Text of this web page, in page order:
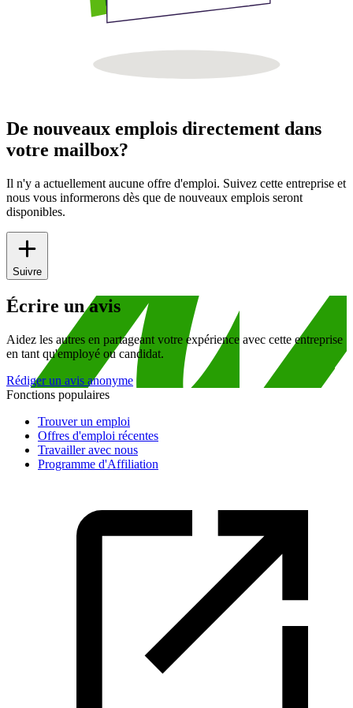
De nouveaux emplois directement dans
votre mailbox?
Il n'y a actuellement aucune offre d'emploi. Suivez cette entreprise et
nous vous informerons dès que de nouveaux emplois seront
disponibles.
Suivre
Écrire un avis
Aidez les autres en partageant votre expérience avec cette entreprise
en tant qu'employé ou candidat.
Rédiger un avis anonyme
Fonctions populaires
Trouver un emploi
Offres d'emploi récentes
Travailler avec nous
Programme d'Affiliation